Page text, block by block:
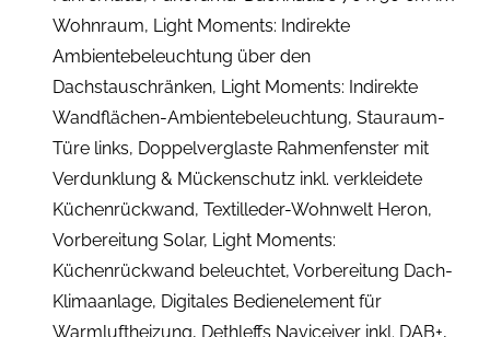
Wohnraum, Light Moments: Indirekte
Ambientebeleuchtung über den
Dachstauschränken, Light Moments: Indirekte
Wandflächen-Ambientebeleuchtung, Stauraum-
Türe links, Doppelverglaste Rahmenfenster mit
Verdunklung & Mückenschutz inkl. verkleidete
Küchenrückwand, Textilleder-Wohnwelt Heron,
Vorbereitung Solar, Light Moments:
Küchenrückwand beleuchtet, Vorbereitung Dach-
Klimaanlage, Digitales Bedienelement für
Warmluftheizung, Dethleffs Naviceiver inkl. DAB+,